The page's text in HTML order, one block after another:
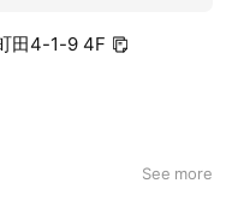
田4-1-9 4F
See more